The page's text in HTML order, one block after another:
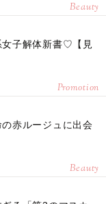
Beauty
女子解体新書♡【見
Promotion
赤ルージュに出会
Beauty